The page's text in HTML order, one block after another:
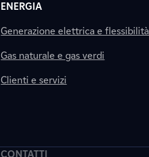
ENERGIA
Generazione elettrica e flessibilità
Gas naturale e gas verdi
Clienti e servizi
CONTATTI